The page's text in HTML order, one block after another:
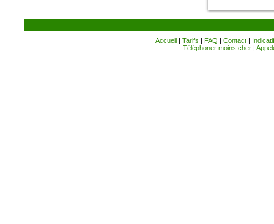
Accueil | Tarifs | FAQ | Contact | Indicatif
Téléphoner moins cher|